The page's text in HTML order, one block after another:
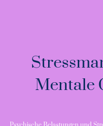
Mentale